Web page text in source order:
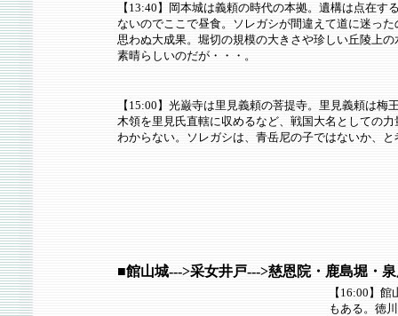
【13:40】岡本城は義頼の時代の本拠。遺構は点在
ないのでここで昼食。ソレガシが間違えて道に迷っ
思わぬ大成果。堀切の規模の大きさや珍しい丘陵上
素晴らしいのだが・・・。
【15:00】光巌寺は里見義頼の菩提寺。里見義頼は
木領を里見氏直轄に収めるなど、戦国大名としての
わからない。ソレガシは、青岳尼の子ではないか、
■館山城--->采女井戸--->慈恩院・鹿島堀・
【16:00】
もある。徳